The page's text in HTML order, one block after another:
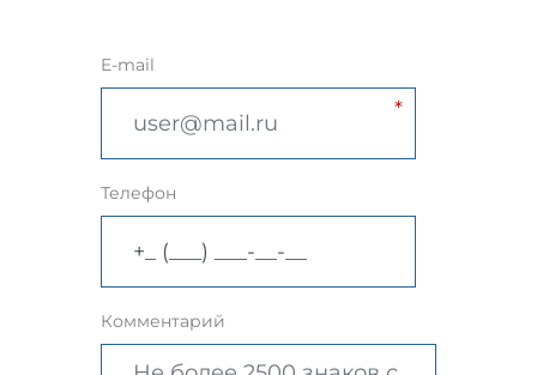
E-mail
Телефон
Комментарий